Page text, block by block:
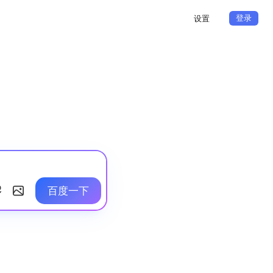
设置 登录
百度一下